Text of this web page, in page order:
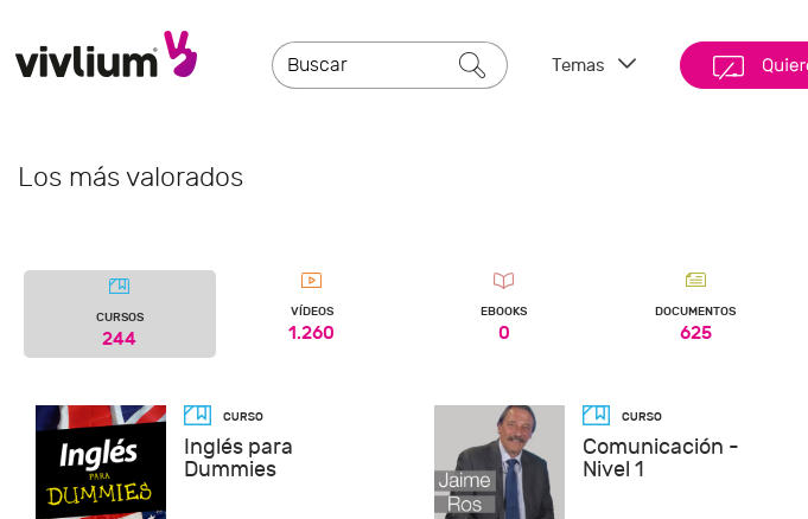
Temas
Los más valorados
CURSOS
244
VÍDEOS
1.260
EBOOKS
0
DOCUMENTOS
625
Inglés para
Dummies
Comunicación -
Nivel 1